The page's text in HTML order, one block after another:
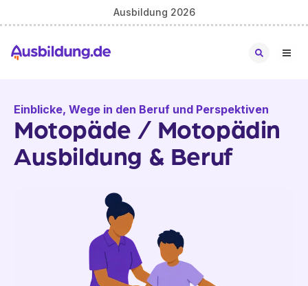
Ausbildung 2026
Einblicke, Wege in den Beruf und Perspektiven
Motopäde / Motopädin
Ausbildung & Beruf